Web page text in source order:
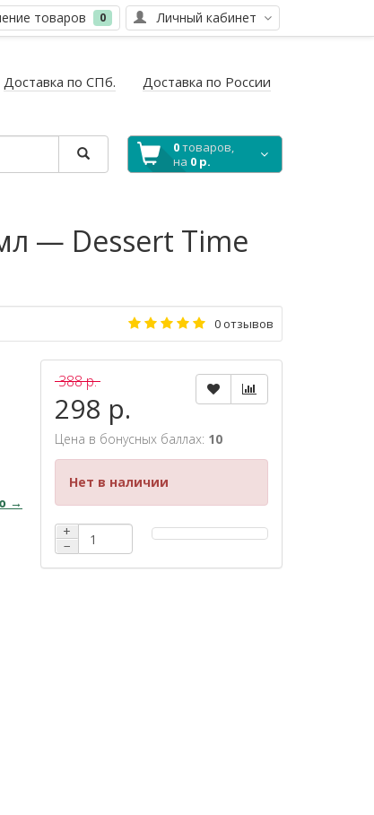
Личный кабинет
товаров 0
Доставка по СПб. Доставка по России
0товаров,
на 0 р.
— Dessert Time
0 отзывов
→
388 р.
298 р.
Цена в бонусных баллах: 10
Нет в наличии
+
−